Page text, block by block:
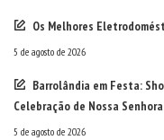
Os Melhores
5 de agosto de 2026
Barrolândia em Festa:
Celebração de Nossa
5 de agosto de 2026